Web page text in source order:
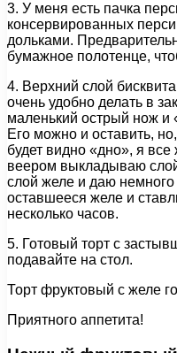
3. У меня есть пачка
консервированных
дольками.
бумажное полотенце,
4. Верхний слой
очень удобно делать в
маленький острый нож и
Его можно и оставить,
будет видно «дно», я
веером выкладываю
слой желе и даю
оставшееся желе и
несколько часов.
5. Готовый торт с
подавайте на стол.
Торт фруктовый с желе
Приятного аппетита!